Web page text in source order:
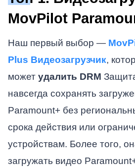
MovPilot
Наш первый выбор —
Plus Видеозагрузчик,
может удалить DRM
навсегда сохранять
Paramount+ без
срока действия или
устройствам. Более того,
загружать видео